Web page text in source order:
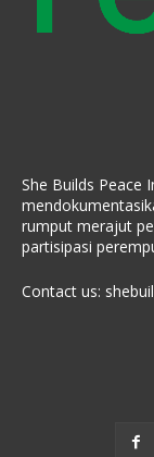
She Builds Peace
rumput merajut
partisipasi
Contact us: